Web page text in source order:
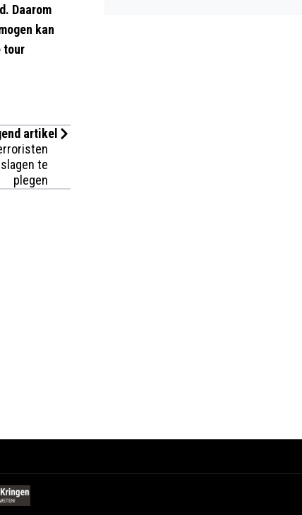
Daarom
kan
tour
artikel
te
plegen